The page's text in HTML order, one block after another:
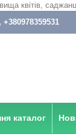
+380978359531
каталог